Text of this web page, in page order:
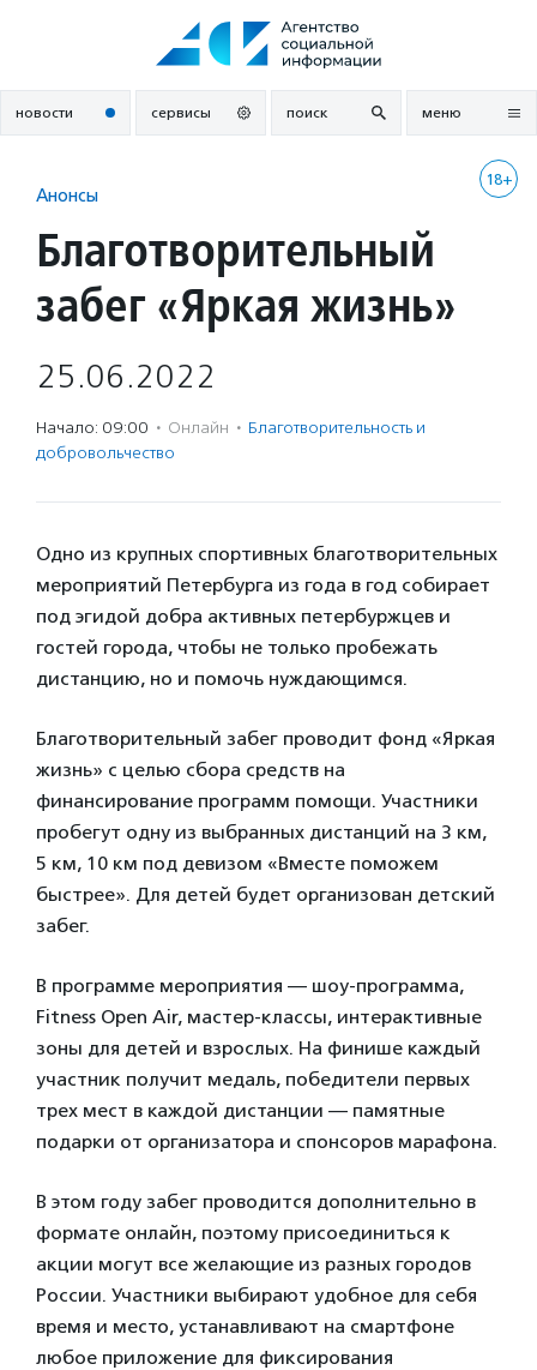
новости сервисы поиск меню
18+
Анонсы
Благотворительный
забег «Яркая жизнь»
25.06.2022
Начало: 09:00 · Онлайн · Благотвори­тель­ность и
доброволь­чест­во
Одно из крупных спортивных благотворительных
мероприятий Петербурга из года в год собирает
под эгидой добра активных петербуржцев и
гостей города, чтобы не только пробежать
дистанцию, но и помочь нуждающимся.
Благотворительный забег проводит фонд «Яркая
жизнь» с целью сбора средств на
финансирование программ помощи. Участники
пробегут одну из выбранных дистанций на 3 км,
5 км, 10 км под девизом «Вместе поможем
быстрее». Для детей будет организован детский
забег.
В программе мероприятия — шоу-программа,
Fitness Open Air, мастер-классы, интерактивные
зоны для детей и взрослых. На финише каждый
участник получит медаль, победители первых
трех мест в каждой дистанции — памятные
подарки от организатора и спонсоров марафона.
В этом году забег проводится дополнительно в
формате онлайн, поэтому присоединиться к
акции могут все желающие из разных городов
России. Участники выбирают удобное для себя
время и место, устанавливают на смартфоне
любое приложение для фиксирования